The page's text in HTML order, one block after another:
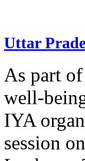
Uttar
As part
well-
IYA
session